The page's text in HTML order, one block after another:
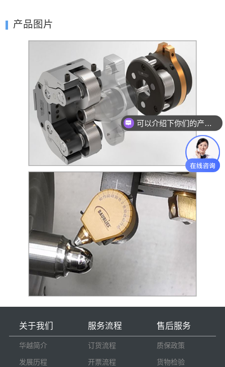
产品图片
关于我们
华越简介
发展历程
服务流程
订货流程
开票流程
售后服务
质保政策
货物检验